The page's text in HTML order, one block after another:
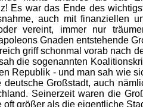
Es war das Ende des
auch mit finanziellen
vereint, immer nur
Gnaden entstehende
griff schonmal vorab nach
die sogenannten
Republik - und man sah wie
Großstadt, auch
Seinerzeit waren die
größer als die eigentliche